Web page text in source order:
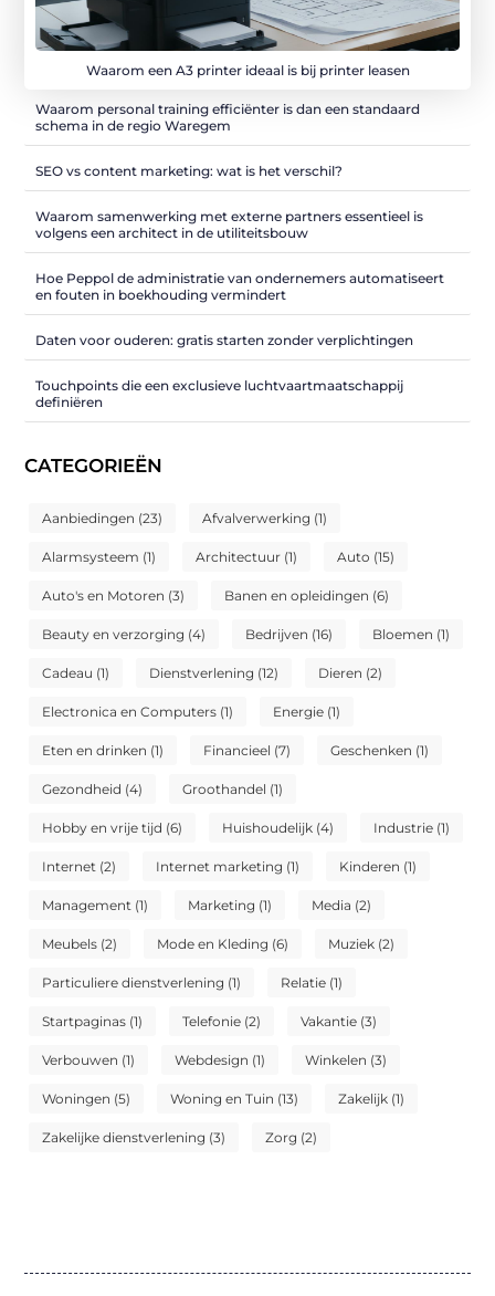
Waarom een A3 printer ideaal is bij printer leasen
Waarom personal training efficiënter is dan een standaard
schema in de regio Waregem
SEO vs content marketing: wat is het verschil?
Waarom samenwerking met externe partners essentieel is
volgens een architect in de utiliteitsbouw
Hoe Peppol de administratie van ondernemers automatiseert
en fouten in boekhouding vermindert
Daten voor ouderen: gratis starten zonder verplichtingen
Touchpoints die een exclusieve luchtvaartmaatschappij
definiëren
CATEGORIEËN
Aanbiedingen (23) Afvalverwerking (1)
Alarmsysteem (1) Architectuur (1) Auto (15)
Auto's en Motoren (3) Banen en opleidingen (6)
Beauty en verzorging (4) Bedrijven (16) Bloemen (1)
Cadeau (1) Dienstverlening (12) Dieren (2)
Electronica en Computers (1) Energie (1)
Eten en drinken (1) Financieel (7) Geschenken (1)
Gezondheid (4) Groothandel (1)
Hobby en vrije tijd (6) Huishoudelijk (4) Industrie (1)
Internet (2) Internet marketing (1) Kinderen (1)
Management (1) Marketing (1) Media (2)
Meubels (2) Mode en Kleding (6) Muziek (2)
Particuliere dienstverlening (1) Relatie (1)
Startpaginas (1) Telefonie (2) Vakantie (3)
Verbouwen (1) Webdesign (1) Winkelen (3)
Woningen (5) Woning en Tuin (13) Zakelijk (1)
Zakelijke dienstverlening (3) Zorg (2)